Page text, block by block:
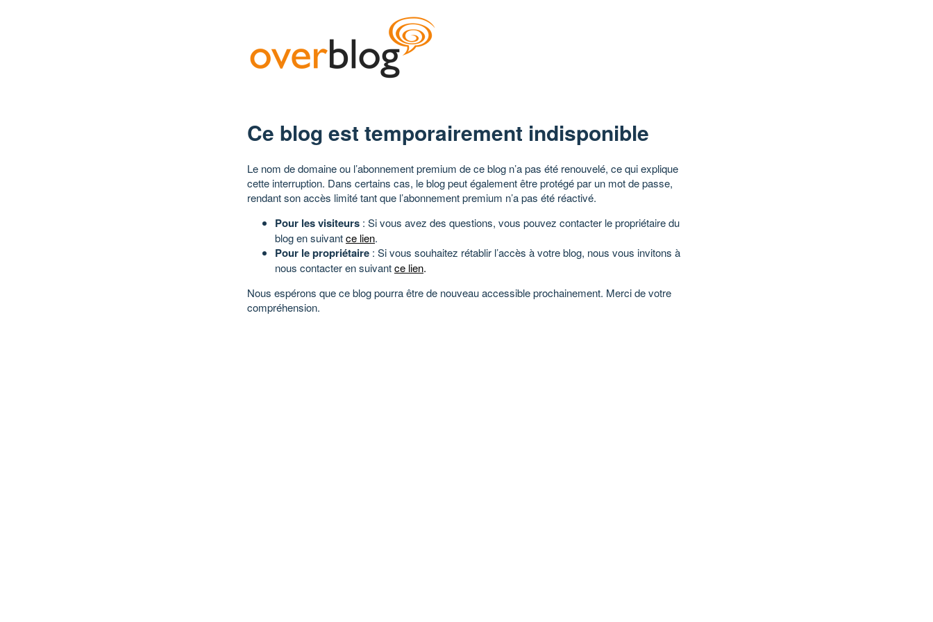
Ce blog est temporairement indisponible
Le nom de domaine ou l’abonnement premium de ce blog n’a pas été renouvelé, ce qui explique
cette interruption. Dans certains cas, le blog peut également être protégé par un mot de passe,
rendant son accès limité tant que l’abonnement premium n’a pas été réactivé.
Pour les visiteurs : Si vous avez des questions, vous pouvez contacter le propriétaire du
blog en suivantce lien.
Pour le propriétaire : Si vous souhaitez rétablir l’accès à votre blog, nous vous invitons à
nous contacter en suivantce lien.
Nous espérons que ce blog pourra être de nouveau accessible prochainement. Merci de votre
compréhension.